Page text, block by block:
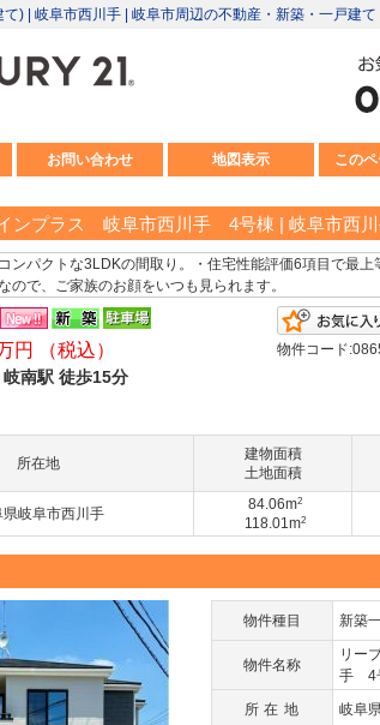
| 岐阜市西川手 | 岐阜市周辺の不動産・新築・一戸建
お問い合わせ 地図表示 この
ンプラス 岐阜市西川手 4号棟 | 岐阜市西
ンパクトな3LDKの間取り。・住宅性能評価6項目で最上
ので、ご家族のお顔をいつも見られます。
円 （税込）
南駅 徒歩15分
物件コード
所在地
建物面積
土地面積
県岐阜市西川手
84.06m2
118.01m2
物件種目 新築
物件名称
リー
手 4
所在地
岐阜